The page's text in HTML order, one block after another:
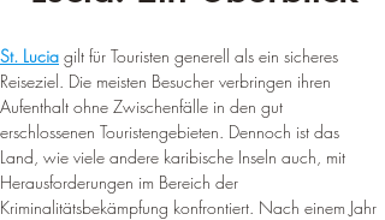
St. Lucia gilt für Touristen generell als ein sicheres
Reiseziel. Die meisten Besucher verbringen ihren
Aufenthalt ohne Zwischenfälle in den gut
erschlossenen Touristengebieten. Dennoch ist das
Land, wie viele andere karibische Inseln auch, mit
Herausforderungen im Bereich der
Kriminalitätsbekämpfung konfrontiert. Nach einem Jahr